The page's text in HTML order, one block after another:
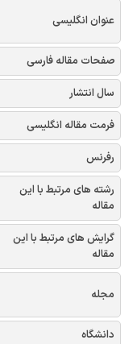
عنوان انگلیسی
صفحات مقاله فارسی
سال انتشار
فرمت مقاله انگلیسی
رفرنس
رشته های مرتبط با این
مقاله
گرایش های مرتبط با این
مقاله
مجله
دانشگاه